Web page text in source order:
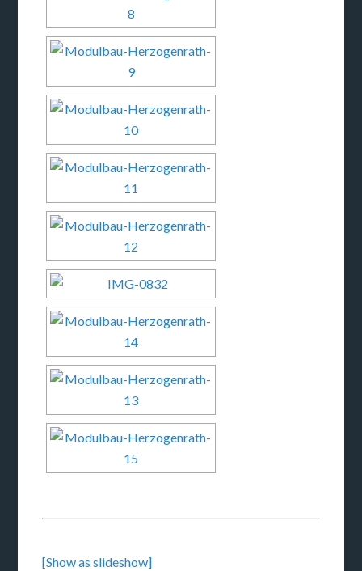
[Show as slideshow]